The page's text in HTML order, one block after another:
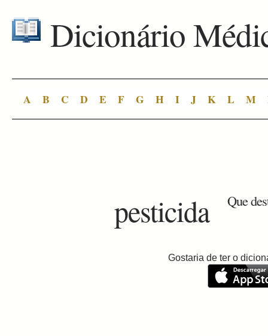
Dicionário
A B C D E F G H I J K L M
pesticida Que
Gostaria de ter o